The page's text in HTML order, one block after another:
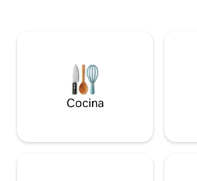
pequeña escala, ya que ofrece un
entorno tranquilo y visualmente
agradable.Cocina